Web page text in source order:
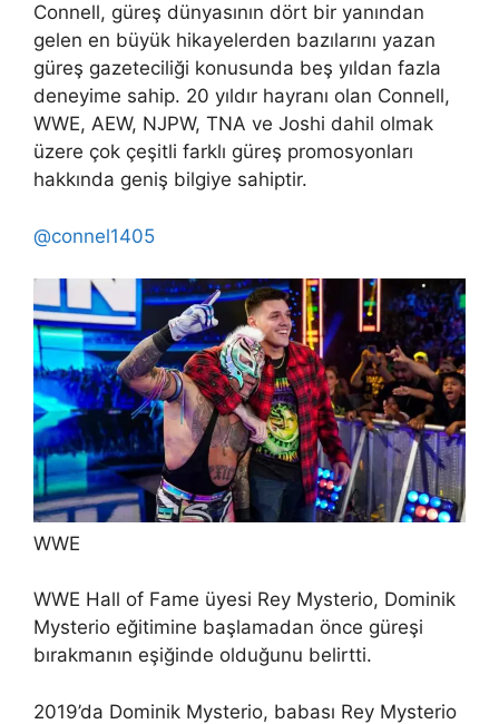
Connell, güreş dünyasının dört bir yanından
gelen en büyük hikayelerden bazılarını yazan
güreş gazeteciliği konusunda beş yıldan fazla
deneyime sahip. 20 yıldır hayranı olan Connell,
WWE, AEW, NJPW, TNA ve Joshi dahil olmak
üzere çok çeşitli farklı güreş promosyonları
hakkında geniş bilgiye sahiptir.
@connel1405
WWE
WWE Hall of Fame üyesi Rey Mysterio, Dominik
Mysterio eğitimine başlamadan önce güreşi
bırakmanın eşiğinde olduğunu belirtti.
2019’da Dominik Mysterio, babası Rey Mysterio